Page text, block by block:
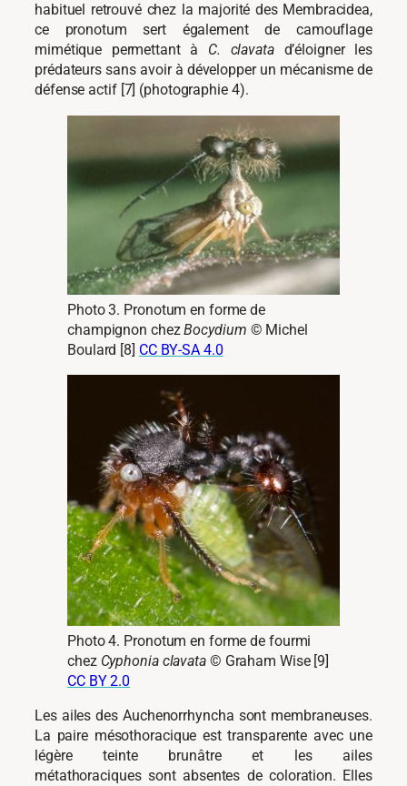
habituel retrouvé chez la majorité des Membracidea,
ce pronotum sert également de camouflage
mimétique permettant à C. clavatad’éloigner les
prédateurs sans avoir à développer un mécanisme de
défense actif [7] (photographie 4).
Photo 3. Pronotum en forme de
champignon chezBocydium © Michel
Boulard [8] CC BY-SA 4.0
Photo 4. Pronotum en forme de fourmi
chez Cyphonia clavata© Graham Wise [9]
CC BY 2.0
Les ailes des Auchenorrhyncha sont membraneuses.
La paire mésothoracique est transparente avec une
légère teinte brunâtre et les ailes
métathoraciques sont absentes de coloration. Elles